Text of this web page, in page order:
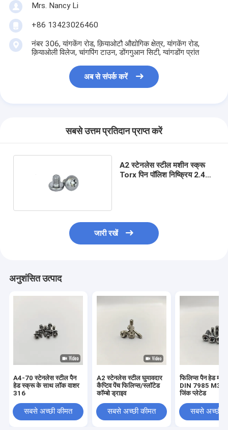
Mrs. Nancy Li
+86 13423026460
नंबर 306, यांगकेंग रोड, क़ियाओटौ औद्योगिक क्षेत्र, यांगकेंग रोड,
क़ियाओली विलेज, चांगपिंग टाउन, डोंगगुआन सिटी, ग्वांगडोंग प्रांत
अब से संपर्क करें
सबसे उत्तम प्रतिदान प्राप्त करें
A2 स्टेनलेस स्टील मशीन स्क्रू
Torx पिन पॉलिश निष्क्रिय 2.45g
जारी रखें
अनुशंसित उत्पाद
A4-70 स्टेनलेस स्टील पैन
हेड स्क्रू के साथ लॉक वाशर
316
सबसे अच्छी कीमत
A2 स्टेनलेस स्टील घुमावदार
कैप्टिव पेंच फिलिप्स/स्लॉटेड
कॉम्बो ड्राइव
सबसे अच्छी कीमत
फिलिप्स पैन हेड
DIN 7985 M3-
जिंक प्लेटेड
सबसे अच्छी